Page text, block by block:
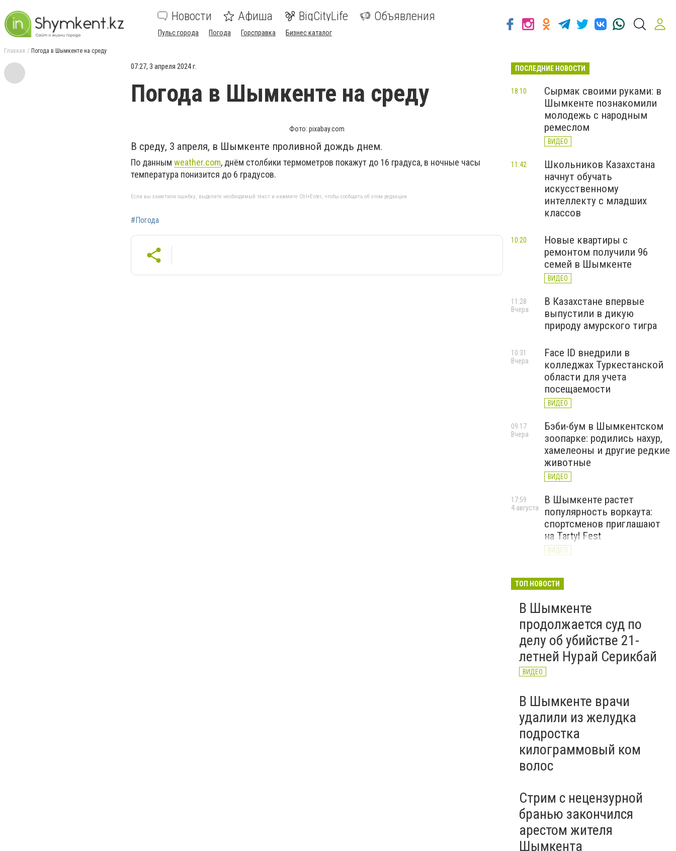
Новости Афиша BigCityLife Объявления
Пульс города Погода Горсправка Бизнес каталог
Главная Погода в Шымкенте на среду
07:27, 3 апреля 2024 г.
Погода в Шымкенте на среду
Фото: pixabay.com
В среду, 3 апреля, в Шымкенте проливной дождь днем.
По данным weather.com, днём столбики термометров покажут до 16 градуса, в ночные часы
температура понизится до 6 градусов.
Если вы заметили ошибку, выделите необходимый текст и нажмите Ctrl+Enter, чтобы сообщить об этом редакции
#Погода
ПОСЛЕДНИЕ НОВОСТИ
Сырмак своими руками: в
Шымкенте познакомили
молодежь с народным
ремеслом
ВИДЕО
18:10
Школьников Казахстана
начнут обучать
искусственному
интеллекту с младших
классов
11:42
Новые квартиры с
ремонтом получили 96
семей в Шымкенте
ВИДЕО
10:20
В Казахстане впервые
выпустили в дикую
природу амурского тигра
11:28
Вчера
Face ID внедрили в
колледжах Туркестанской
области для учета
посещаемости
ВИДЕО
10:31
Вчера
Бэби-бум в Шымкентском
зоопарке: родились нахур,
хамелеоны и другие редкие
животные
ВИДЕО
09:17
Вчера
В Шымкенте растет
популярность воркаута:
спортсменов приглашают
на Tartyl Fest
ВИДЕО
17:59
4 августа
начала подготовку к
2026–2027
ВИДЕО
4 августа
ТОП НОВОСТИ
В Шымкенте
продолжается суд по
делу об убийстве 21-
летней Нурай Серикбай
ВИДЕО
В Шымкенте врачи
удалили из желудка
подростка
килограммовый ком
волос
Стрим с нецензурной
бранью закончился
арестом жителя
Шымкента